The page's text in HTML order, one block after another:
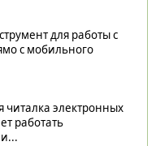
для работы с
с мобильного
читалка электронных
работать